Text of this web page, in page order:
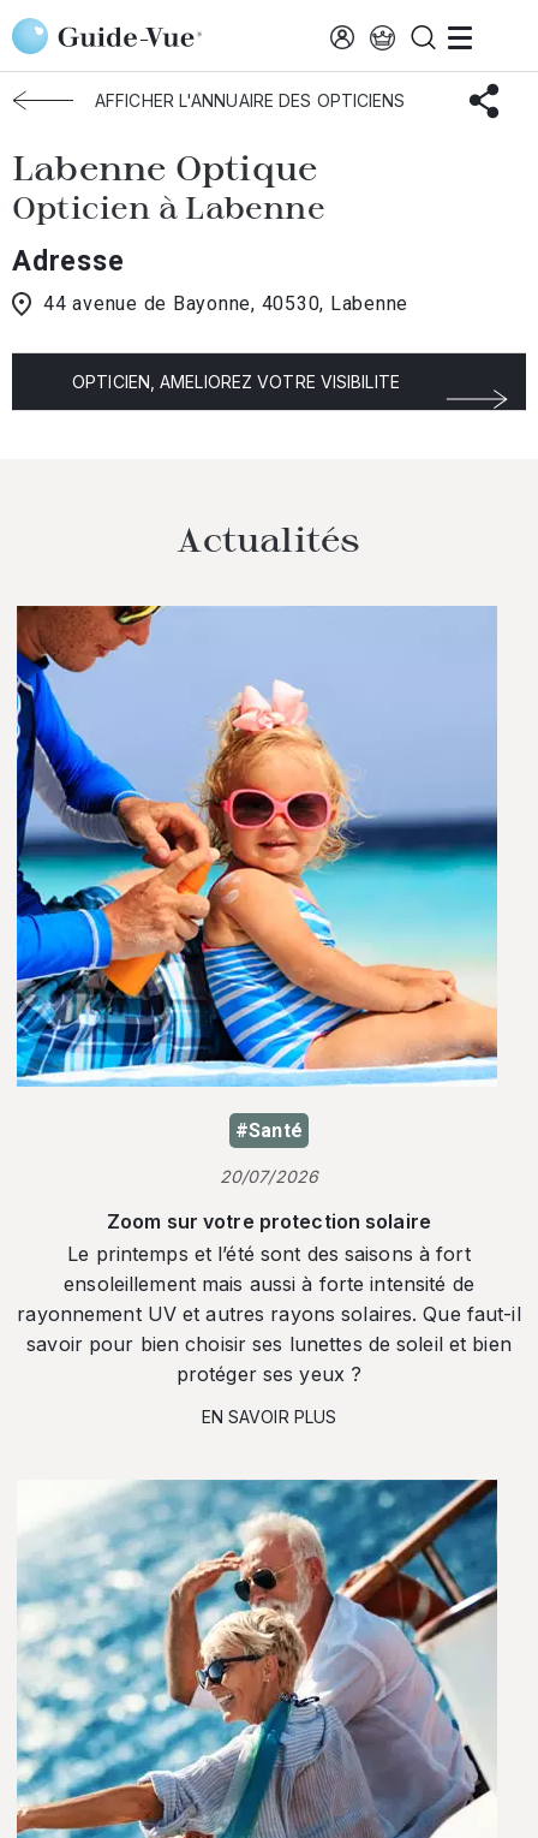
Aller au contenu principal
Accueil Choisir mon opticien Labenne Optique
AFFICHER L'ANNUAIRE DES OPTICIENS
Labenne Optique
Opticien à Labenne
Adresse
44 avenue de Bayonne, 40530, Labenne
OPTICIEN, AMELIOREZ VOTRE VISIBILITE
Actualités
#Santé
20/07/2026
Zoom sur votre protection solaire
Le printemps et l’été sont des saisons à fort
ensoleillement mais aussi à forte intensité de
rayonnement UV et autres rayons solaires. Que faut-il
savoir pour bien choisir ses lunettes de soleil et bien
protéger ses yeux ?
EN SAVOIR PLUS